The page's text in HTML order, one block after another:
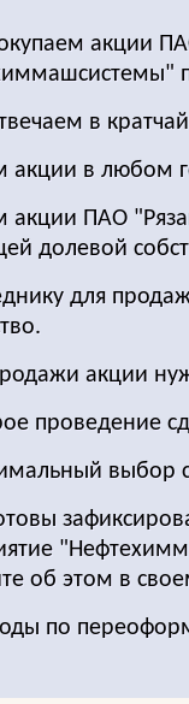
акции
в
акции в любом
акции ПАО
долевой
для
акции
проведение
выбор
об этом в
по